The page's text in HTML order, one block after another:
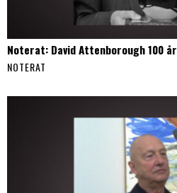
Noterat: David Attenborough 100 år
NOTERAT